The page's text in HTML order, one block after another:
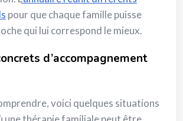
pour que chaque famille puisse
qui lui correspond le mieux.
d’accompagnement
voici quelques situations